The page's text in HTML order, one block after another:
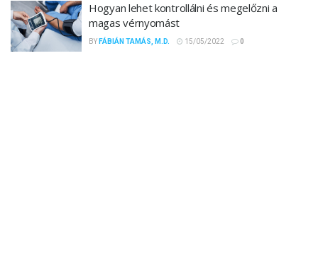
Hogyan lehet kontrollálni és megelőzni a
magas vérnyomást
BY FÁBIÁN TAMÁS, M.D. 15/05/2022 0